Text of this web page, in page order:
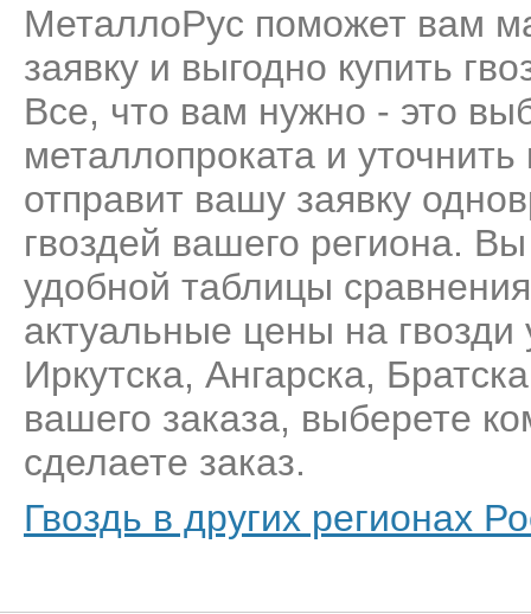
МеталлоРус поможет вам
заявку и выгодно купить
Все, что вам нужно - это
металлопроката и
отправит вашу заявку
гвоздей вашего региона.
удобной таблицы
актуальные цены на
Иркутска, Ангарска,
вашего заказа, выберете
сделаете заказ.
Гвоздь в других регионах